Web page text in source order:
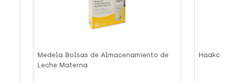
Medela Bolsas de Almacenamiento de
Leche Materna